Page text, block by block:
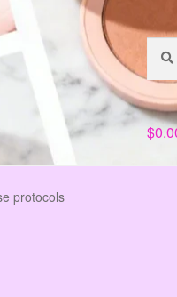
por:
$
protocols